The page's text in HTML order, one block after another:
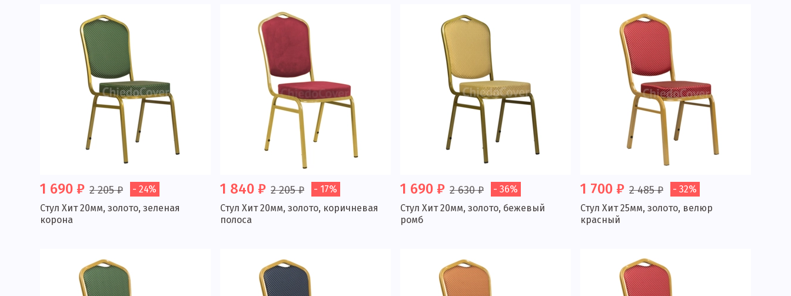
1 690 ₽ 2 205 ₽
- 24%
Стул Хит 20мм, золото, зеленая
корона
1 840 ₽ 2 205 ₽
- 17%
Стул Хит 20мм, золото, коричневая
полоса
1 690 ₽ 2 630 ₽
- 36%
Стул Хит 20мм, золото, бежевый
ромб
1 700 ₽ 2 485 ₽
- 32%
Стул Хит 25мм, золото, велюр
красный